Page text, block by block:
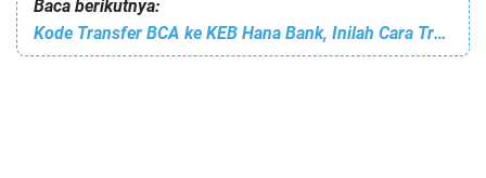
Baca berikutnya:
Kode Transfer BCA ke KEB Hana Bank, Inilah Cara Transfernya